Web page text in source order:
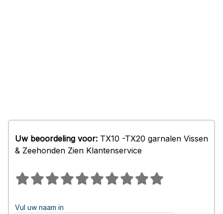
Uw beoordeling voor: TX10 -TX20 garnalen Vissen
& Zeehonden Zien Klantenservice
Vul uw naam in